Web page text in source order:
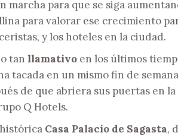
marcha para que se siga
para valorar ese crecimiento
y los hoteles en la ciudad.
tan llamativo en los últimos
tacada en un mismo fin de
de que abriera sus puertas en
Q Hotels.
Casa Palacio de Sagasta,